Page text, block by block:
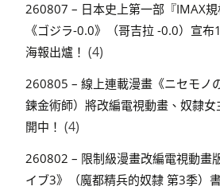
260807 – 日本史上第一部『IMAX
《ゴジラ-0.0》（哥吉拉 -0.0）宣
海報出爐！ (4)
260805 – 線上連載漫畫《ニセモノ
鍊金術師）將改編電視動畫、奴隸
開中！ (4)
260802 – 限制級漫畫改編電視動畫
イブ3》（魔都精兵的奴隸 第3季）